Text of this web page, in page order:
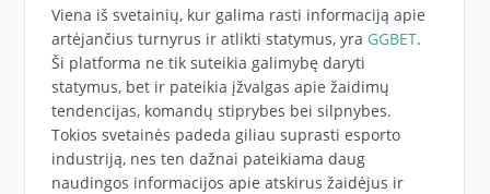
Viena iš svetainių, kur galima rasti informaciją apie
artėjančius turnyrus ir atlikti statymus, yra GGBET.
Ši platforma ne tik suteikia galimybę daryti
statymus, bet ir pateikia įžvalgas apie žaidimų
tendencijas, komandų stiprybes bei silpnybes.
Tokios svetainės padeda giliau suprasti esporto
industriją, nes ten dažnai pateikiama daug
naudingos informacijos apie atskirus žaidėjus ir